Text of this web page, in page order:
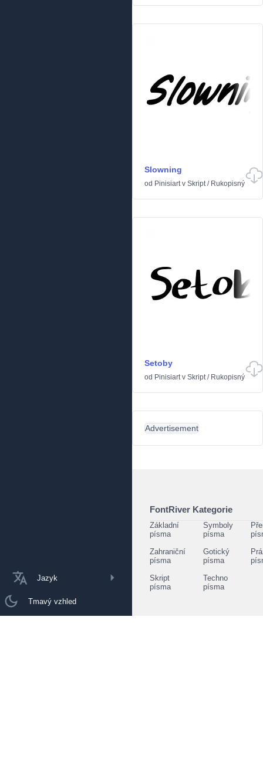
Jazyk
Tmavý vzhled
Slowning
od Pinisiartv Skript/ Rukopisný
Setoby
od Pinisiartv Skript/ Rukopisný
Advertisement
FontRiver Kategorie
Základní
písma
Symboly
písma
Zahraniční
písma
Gotický
písma
Skript
písma
Techno
písma